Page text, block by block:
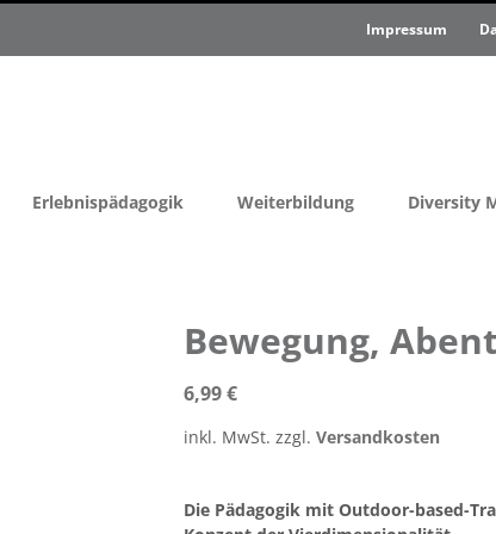
Impressum
Erlebnispädagogik Weiterbildung Diversity
Bewegung,
6,99€
inkl. MwSt. zzgl. Versandkosten
Die Pädagogik mit Outdoor-based-